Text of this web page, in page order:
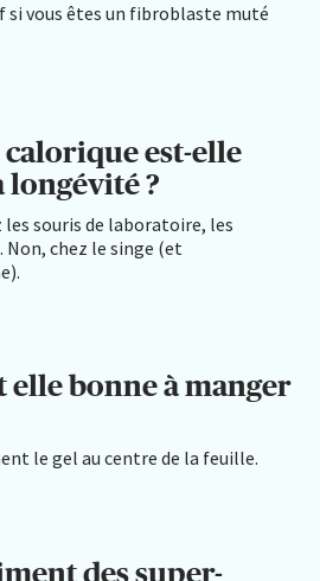
si vous êtes un fibroblaste muté
est-elle
longévité ?
les souris de laboratoire, les
Non, chez le singe (et
elle bonne à manger
le gel au centre de la feuille.
des super-